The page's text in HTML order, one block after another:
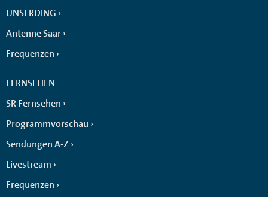
UNSERDING
Antenne Saar
Frequenzen
FERNSEHEN
SR Fernsehen
Programmvorschau
Sendungen A-Z
Livestream
Frequenzen